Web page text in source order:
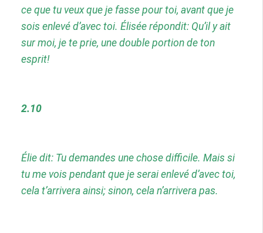
ce que tu veux que je fasse pour toi, avant que je
sois enlevé d’avec toi. Élisée répondit: Qu’il y ait
sur moi, je te prie, une double portion de ton
esprit!
2.10
Élie dit: Tu demandes une chose difficile. Mais si
tu me vois pendant que je serai enlevé d’avec toi,
cela t’arrivera ainsi; sinon, cela n’arrivera pas.